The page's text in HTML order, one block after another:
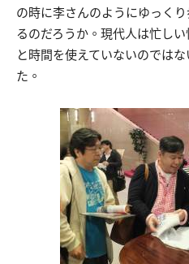
の時に李さんのようにゆっく
るのだろうか。現代人は忙し
と時間を使えていないのでは
た。